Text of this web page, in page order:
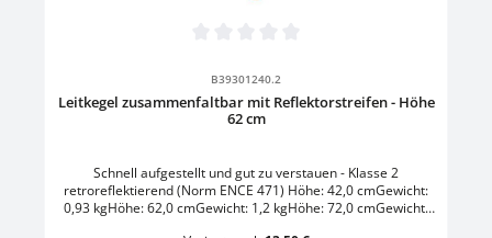
B39301240.2
Leitkegel zusammenfaltbar mit Reflektorstreifen - Höhe
62 cm
Schnell aufgestellt und gut zu verstauen - Klasse 2
retroreflektierend (Norm ENCE 471) Höhe: 42,0 cmGewicht:
0,93 kgHöhe: 62,0 cmGewicht: 1,2 kgHöhe: 72,0 cmGewicht: